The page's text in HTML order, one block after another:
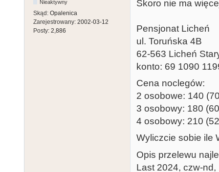
Nieaktywny
Skąd: Opalenica
Zarejestrowany: 2002-03-12
Posty: 2,886
Skoro nie ma
Pensjonat Licheń
ul. Toruńska 4B
62-563 Licheń
konto: 69 1090
Cena noclegów:
2 osobowe: 140
3 osobowy: 180
4 osobowy: 210
Wyliczcie sobie ile
Opis przelewu
Last 2024, czw-